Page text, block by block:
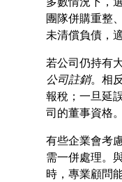
團隊併購重整
未清償負債，
若公司仍持有
公司註銷。相
報稅；一旦延
司的董事資格。
有些企業會考
需一併處理。
時，專業顧問